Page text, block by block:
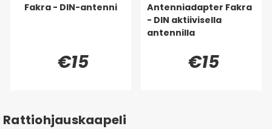
Fakra - DIN-antenni
€15
Antenniadapter Fakra
- DIN aktiivisella
antennilla
€15
Rattiohjauskaapeli